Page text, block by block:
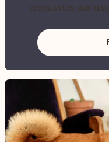
croquettes